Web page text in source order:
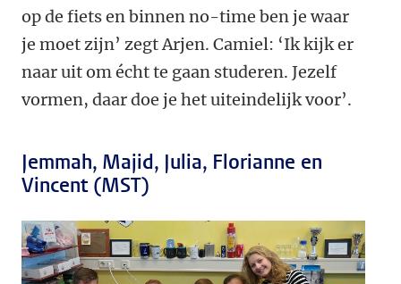
op de fiets en binnen no-time ben je waar
je moet zijn’ zegt Arjen. Camiel: ‘Ik kijk er
naar uit om écht te gaan studeren. Jezelf
vormen, daar doe je het uiteindelijk voor’.
Jemmah, Majid, Julia, Florianne en
Vincent (MST)